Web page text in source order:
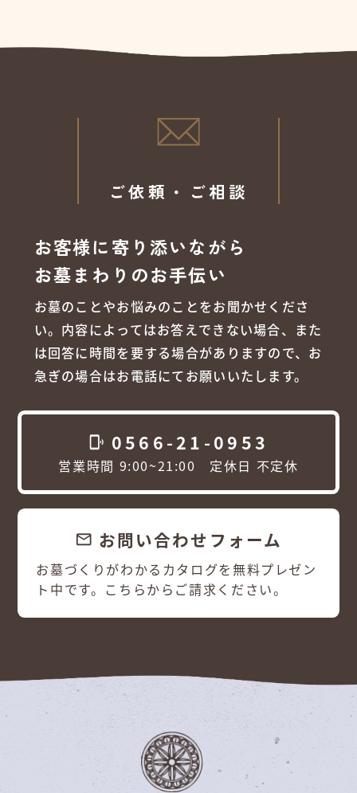
ご依頼・ご相談
お客様に寄り添いながら
お墓まわりのお手伝い
お墓のことやお悩みのことをお聞かせくださ
い。内容によってはお答えできない場合、また
は回答に時間を要する場合がありますので、お
急ぎの場合はお電話にてお願いいたします。
phonelink_ring 0566-21-0953
営業時間 9:00~21:00 定休日 不定休
email お問い合わせフォーム
お墓づくりがわかるカタログを無料プレゼン
ト中です。こちらからご請求ください。